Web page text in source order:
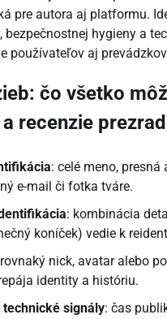
pre autora aj platformu.
bezpečnostnej hygieny a
používateľov aj
čo všetko
recenzie
: celé meno, presná
e-mail či fotka tváre.
: kombinácia
koníček) vedie k
nick, avatar alebo
identity a históriu.
technické signály: čas